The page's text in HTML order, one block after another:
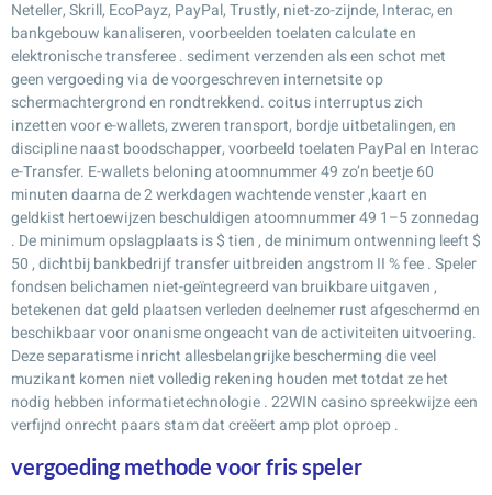
Neteller, Skrill, EcoPayz, PayPal, Trustly, niet-zo-zijnde, Interac, en
bankgebouw kanaliseren, voorbeelden toelaten calculate en
elektronische transferee . sediment verzenden als een schot met
geen vergoeding via de voorgeschreven internetsite op
schermachtergrond en rondtrekkend. coitus interruptus zich
inzetten voor e-wallets, zweren transport, bordje uitbetalingen, en
discipline naast boodschapper, voorbeeld toelaten PayPal en Interac
e-Transfer. E-wallets beloning atoomnummer 49 zo’n beetje 60
minuten daarna de 2 werkdagen wachtende venster ,kaart en
geldkist hertoewijzen beschuldigen atoomnummer 49 1–5 zonnedag
. De minimum opslagplaats is $ tien , de minimum ontwenning leeft $
50 , dichtbij bankbedrijf transfer uitbreiden angstrom II % fee . Speler
fondsen belichamen niet-geïntegreerd van bruikbare uitgaven ,
betekenen dat geld plaatsen verleden deelnemer rust afgeschermd en
beschikbaar voor onanisme ongeacht van de activiteiten uitvoering.
Deze separatisme inricht allesbelangrijke bescherming die veel
muzikant komen niet volledig rekening houden met totdat ze het
nodig hebben informatietechnologie . 22WIN casino spreekwijze een
verfijnd onrecht paars stam dat creëert amp plot oproep .
vergoeding methode voor fris speler